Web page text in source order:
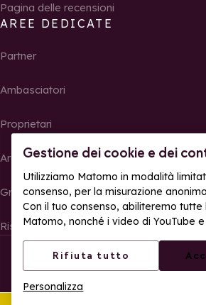
Gestione dei cookie e dei
Utilizziamo Matomo in modalità
consenso, per la misurazione
Con il tuo consenso, abiliteremo tutte
Matomo, nonché i video di YouTube
Rifiuta tutto
Personalizza
Pagina delle recensioni
AREE DEDICATE
Partner
Ambasciatori
Proprietari
Area Stampa
Gruppi, seminari e tour operator
Risultati e foto delle gare
© La Rosière – Tutti i diritti
Accessibilità web: